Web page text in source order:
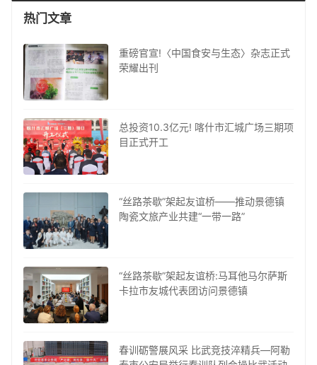
热门文章
重磅官宣!〈中国食安与生态〉杂志正式
荣耀出刊
总投资10.3亿元! 喀什市汇城广场三期项
目正式开工
“丝路茶歇”架起友谊桥——推动景德镇
陶瓷文旅产业共建“一带一路”
“丝路茶歇”架起友谊桥:马耳他马尔萨斯
卡拉市友城代表团访问景德镇
春训砺警展风采 比武竞技淬精兵—阿勒